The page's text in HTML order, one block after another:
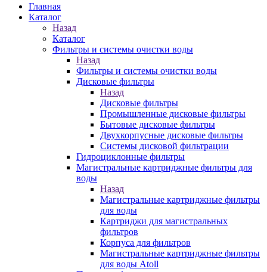
Главная
Каталог
Назад
Каталог
Фильтры и системы очистки воды
Назад
Фильтры и системы очистки воды
Дисковые фильтры
Назад
Дисковые фильтры
Промышленные дисковые фильтры
Бытовые дисковые фильтры
Двухкорпусные дисковые фильтры
Системы дисковой фильтрации
Гидроциклонные фильтры
Магистральные картриджные фильтры для
воды
Назад
Магистральные картриджные фильтры
для воды
Картриджи для магистральных
фильтров
Корпуса для фильтров
Магистральные картриджные фильтры
для воды Atoll